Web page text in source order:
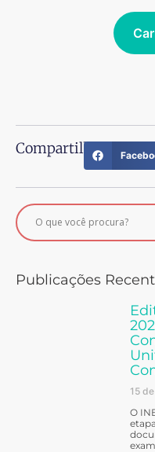
Compartilhe:
Publicações
15
O